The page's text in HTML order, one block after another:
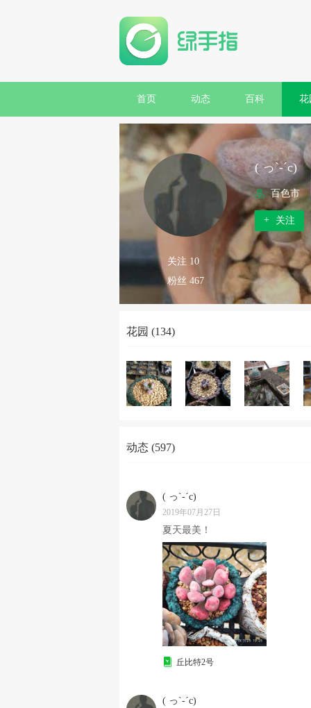
首页 动态 百科 花
关注 10
粉丝 467
( っ`-´c)
百色市
+ 关注
花园 (134)
动态 (597)
( っ`-´c)
2019年07月27日
夏天最美！
丘比特2号
( っ`-´c)